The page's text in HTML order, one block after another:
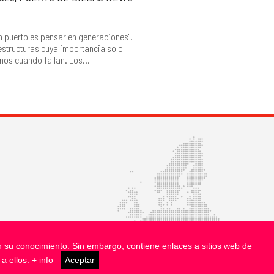
puerto es pensar en generaciones".
cuya importancia solo
cuando fallan. Los...
conocimiento. Sin embargo, contiene enlaces a sitios web de
ellos. + info Aceptar